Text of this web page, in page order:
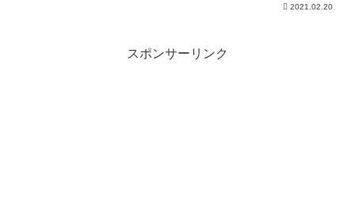
ディアによりますと、河北省で12日、農
2021.02.20
スポンサーリンク